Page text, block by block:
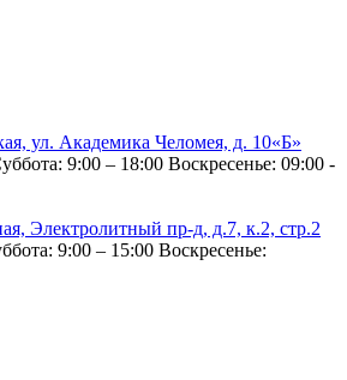
ул. Академика Челомея, д. 10«Б»
9:00 – 18:00 Воскресенье: 09:00 -
Электролитный пр-д, д.7, к.2, стр.2
9:00 – 15:00 Воскресенье: